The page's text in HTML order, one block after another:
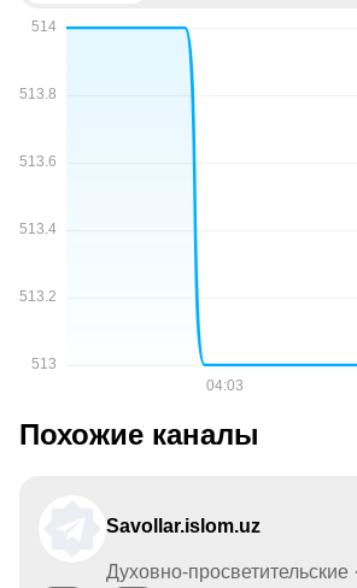
Похожие каналы
Savollar.islom.uz
Духовно-просветительские